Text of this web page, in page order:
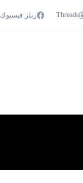
ريلز فيسبوك Threads